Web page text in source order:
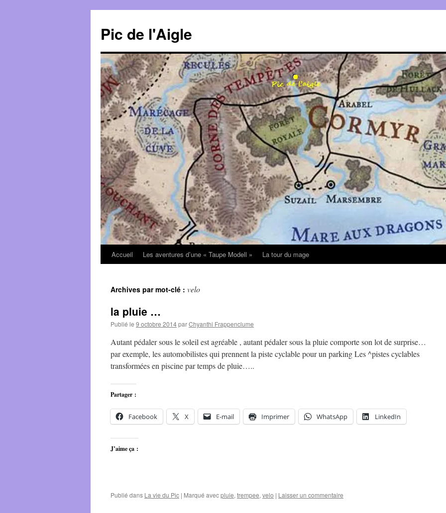
contenu
Pic de l'Aigle
Accueil Les aventures d’une « Taupe Modell » La tour du mage
Archives par mot-clé : velo
la pluie …
Publié le 9 octobre 2014parChyanthi Frappenclume
Autant pédaler sous le soleil est agréable , autant pédaler sous la pluie comporte son lot de surprise…
par exemple, les automobilistes qui prennent la piste cyclable pour un parking Les ^pistes cyclables
transformées en piscine par temps de pluie…..
Partager :
Facebook X E-mail Imprimer WhatsApp LinkedIn
J’aime ça :
Publié dans La vie du Pic | Marqué avecpluie, trempee, velo | Laisser un commentaire